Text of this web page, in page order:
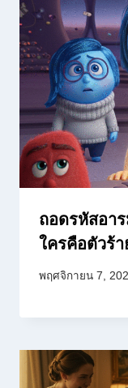
ถอดรหัสอา
ใครคือตัวร้า
พฤศจิกายน 7,